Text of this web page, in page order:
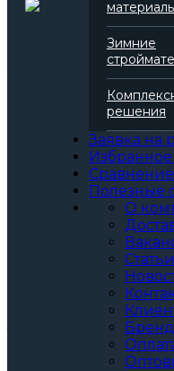
Зимние
решения
Заявка на
Избранное
Сравнение
Полезные
О
Статьи
Серия
Базальтовая
Все характеристики
За упаковку
Цена